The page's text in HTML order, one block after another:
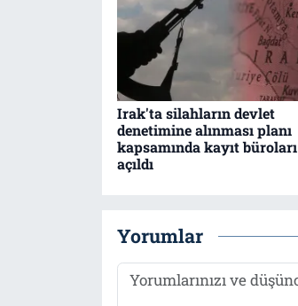
Irak'ta silahların devlet
denetimine alınması planı
kapsamında kayıt büroları
açıldı
Yorumlar